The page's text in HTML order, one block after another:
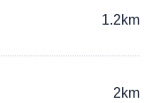
1.2km
2km